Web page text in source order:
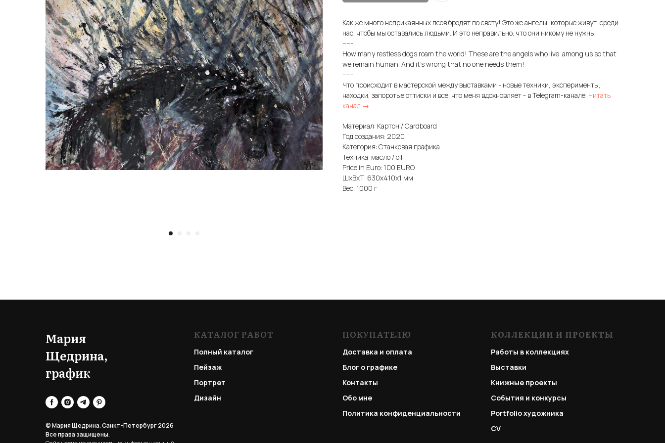
Как же много неприкаянных псов бродят по свету! Это же ангелы, которые живут среди
нас, чтобы мы оставались людьми. И это неправильно, что они никому не нужны!
-----
How many restless dogs roam the world! These are the angels who live among us so that
we remain human. And it's wrong that no one needs them!
-----
Что происходит в мастерской между выставками - новые техники, эксперименты,
находки, запоротые оттиски и всё, что меня вдохновляет - в Telegram-канале. Читать
канал →
Материал: Картон / Cardboard
Год создания: 2020
Категория: Станковая графика
Техника: масло / oil
Price in Euro: 100 EURO
ШxВxТ: 630x410x1 мм
Вес: 1000 г
Мария
Щедрина,
график
© Мария Щедрина. Санкт-Петербург 2026
Все права защищены.
КАТАЛОГ РАБОТ
Полный каталог
Пейзаж
Портрет
Дизайн
ПОКУПАТЕЛЮ
Доставка и оплата
Блог о графике
Контакты
Обо мне
Политика конфиденциальности
КОЛЛЕКЦИИ И ПРОЕКТЫ
Работы в коллекциях
Выставки
Книжные проекты
События и конкурсы
Portfolioхудожника
CV